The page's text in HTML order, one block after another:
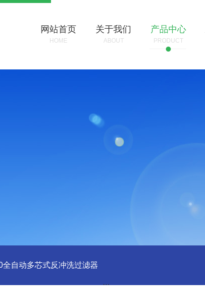
网站首页
HOME
关于我们
ABOUT
产品中心
PRODUCT
全自动多芯式反冲洗过滤器